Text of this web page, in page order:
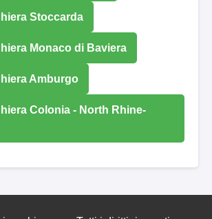
Stoccarda
Monaco di Baviera
Amburgo
Colonia - North Rhine-